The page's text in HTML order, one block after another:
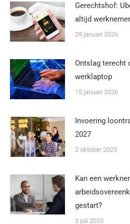
Gerechtshof:
altijd werknemer
29 januari 2026
Ontslag terecht
werklaptop
15 januari 2026
Invoering
2027
2 oktober 2025
Kan een
gestart?
3 juli 2025